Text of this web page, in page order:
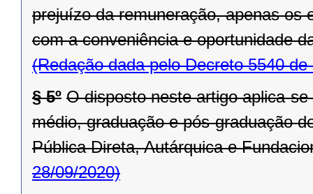
prejuízo da remuneração, apenas os
com a conveniência e oportunidade
(Redação dada pelo Decreto 5540 de
§ 5º O disposto neste artigo aplica-
médio, graduação e pós-graduação
Pública Direta, Autárquica e
28/09/2020)